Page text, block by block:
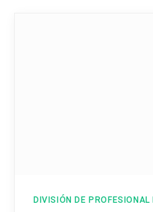
DIVISIÓN DE